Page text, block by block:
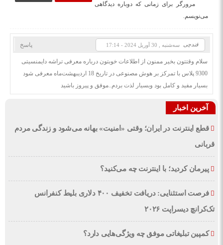
مرورگر برای زمانی که دوباره دیدگاهی
می‌نویسم.
قندچی سه‌شنبه , 30 آوریل 2024 - 17:14 پاسخ
سلام وقتتون بخیر ممنون از اطلاعات خوبتون درباره معرفی تراشه دایمنسیتی
9300 پلاس با تمرکز بر هوش مصنوعی در تاریخ 18 اردیبهشت‌ماه معرفی شود
بسیار مفید و کامل بود وبسیار لذت بردم..موفق و پیروز باشید
آخرین اخبار
قطع اینترنت در ایران؛ وقتی «امنیت» بهانه می‌شود و زندگی مردم
قربانی
پیرمان کردید؛ با اینترنت چه می‌کنید؟
فرصت استثنایی: دریافت تخفیف ۴۰۰ دلاری بلیط کنفرانس
تک‌کرانچ دیسراپت ۲۰۲۶
کمپین تبلیغاتی موفق چه ویژگی‌هایی دارد؟